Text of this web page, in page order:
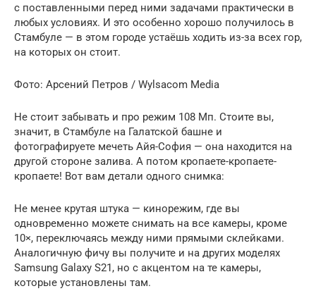
с поставленными перед ними задачами практически в
любых условиях. И это особенно хорошо получилось в
Стамбуле — в этом городе устаёшь ходить из-за всех гор,
на которых он стоит.
Фото: Арсений Петров / Wylsacom Media
Не стоит забывать и про режим 108 Мп. Стоите вы,
значит, в Стамбуле на Галатской башне и
фотографируете мечеть Айя-София — она находится на
другой стороне залива. А потом кропаете-кропаете-
кропаете! Вот вам детали одного снимка:
Не менее крутая штука — кинорежим, где вы
одновременно можете снимать на все камеры, кроме
10×, переключаясь между ними прямыми склейками.
Аналогичную фичу вы получите и на других моделях
Samsung Galaxy S21, но с акцентом на те камеры,
которые установлены там.